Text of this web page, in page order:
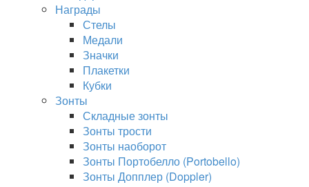
Награды
Стелы
Медали
Значки
Плакетки
Кубки
Зонты
Складные зонты
Зонты трости
Зонты наоборот
Зонты Портобелло (Portobello)
Зонты Допплер (Doppler)